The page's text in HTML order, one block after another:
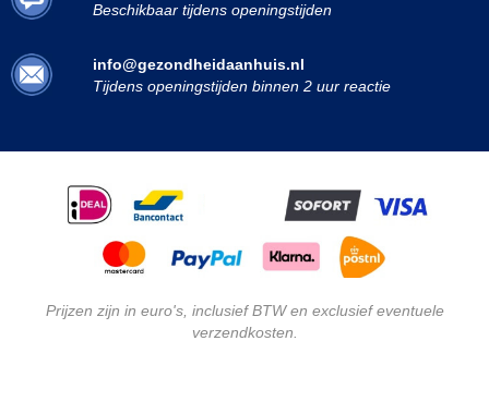
Beschikbaar tijdens openingstijden
info@gezondheidaanhuis.nl
Tijdens openingstijden binnen 2 uur reactie
Prijzen zijn in euro's, inclusief BTW en exclusief eventuele
verzendkosten.